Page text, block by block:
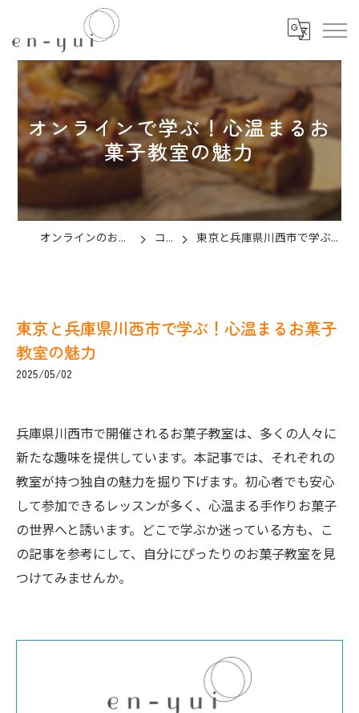
オンラインで学ぶ！心温まるお
菓子教室の魅力
オンラインのお菓子教室ならen-yui コラム 東京と兵庫県川西市で学ぶ！心温まるお菓子教室の魅力
東京と兵庫県川西市で学ぶ！心温まるお菓子
教室の魅力
2025/05/02
兵庫県川西市で開催されるお菓子教室は、多くの人々に
新たな趣味を提供しています。本記事では、それぞれの
教室が持つ独自の魅力を掘り下げます。初心者でも安心
して参加できるレッスンが多く、心温まる手作りお菓子
の世界へと誘います。どこで学ぶか迷っている方も、こ
の記事を参考にして、自分にぴったりのお菓子教室を見
つけてみませんか。